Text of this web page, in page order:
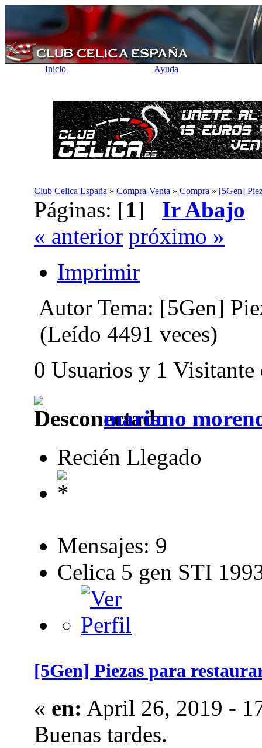
Inicio Ayuda
Club Celica España » Compra-Venta » Compra » [5Gen]
Páginas: [1] Ir Abajo
« anterior próximo »
Imprimir
Autor Tema: [5Gen]
(Leído 4491 veces)
0 Usuarios y 1 Visitante
mariano
Recién Llegado
Mensajes: 9
Celica 5 gen STI
[5Gen] Piezas para
« en: April 26, 2019 -
Buenas tardes.